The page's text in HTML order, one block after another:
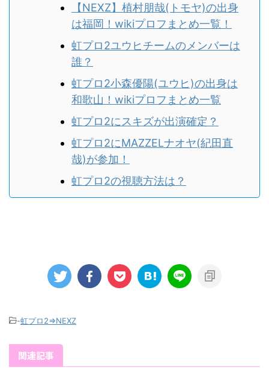
【NEXZ】植村朋哉(トモヤ)の出身
は福岡！wikiプロフまとめ一覧！
虹プロ2ユウヒチームのメンバーは
誰？
虹プロ2小森優陽(ユウヒ)の出身は
和歌山！wikiプロフまとめ一覧
虹プロ2にスキズが出演確定？
虹プロ2にMAZZELナオヤ(紀田直
哉)が参加！
虹プロ2の視聴方法は？
-虹プロ2⇒NEXZ
関連記事